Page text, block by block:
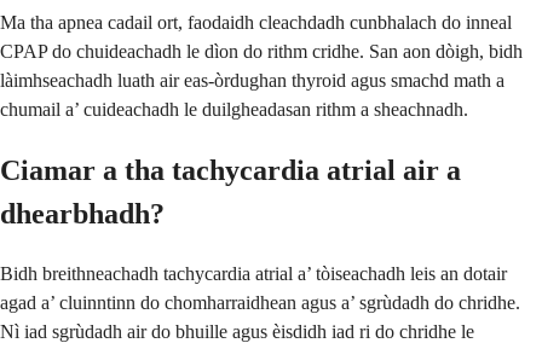
Ma tha apnea cadail ort, faodaidh cleachdadh cunbhalach do inneal
CPAP do chuideachadh le dìon do rithm cridhe. San aon dòigh, bidh
làimhseachadh luath air eas-òrdughan thyroid agus smachd math a
chumail a’ cuideachadh le duilgheadasan rithm a sheachnadh.
Ciamar a tha tachycardia atrial air a
dhearbhadh?
Bidh breithneachadh tachycardia atrial a’ tòiseachadh leis an dotair
agad a’ cluinntinn do chomharraidhean agus a’ sgrùdadh do chridhe.
Nì iad sgrùdadh air do bhuille agus èisdidh iad ri do chridhe le